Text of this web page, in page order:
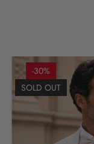
-30%
SOLD OUT